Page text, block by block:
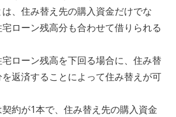
、住み替え先の購入資金だけでな
ローン残高分も合わせて借りられる
ローン残高を下回る場合に、住み替
返済することによって住み替えが可
約が1本で、住み替え先の購入資金